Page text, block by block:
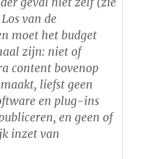
van de
moet het budget
zijn: niet of
content bovenop
liefst geen
en plug-ins
en geen of
inzet van